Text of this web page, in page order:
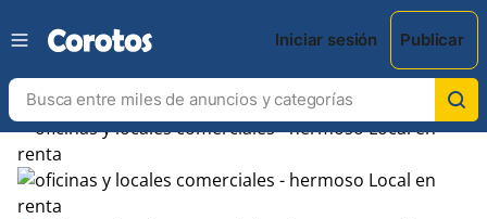
Iniciar sesión Publicar